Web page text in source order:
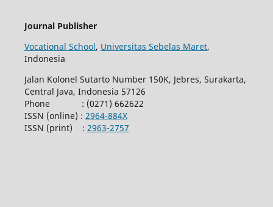
Journal Publisher
Vocational School, Universitas Sebelas Maret,
Indonesia
Jalan Kolonel Sutarto Number 150K, Jebres, Surakarta,
Central Java, Indonesia 57126
Phone : (0271) 662622
ISSN (online) : 2964-884X
ISSN (print) : 2963-2757